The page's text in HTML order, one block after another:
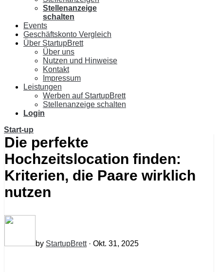
Stellenanzeige
schalten
Events
Geschäftskonto Vergleich
Über StartupBrett
Über uns
Nutzen und Hinweise
Kontakt
Impressum
Leistungen
Werben auf StartupBrett
Stellenanzeige schalten
Login
Start-up
Die perfekte
Hochzeitslocation finden:
Kriterien, die Paare wirklich
nutzen
by StartupBrett· Okt. 31, 2025